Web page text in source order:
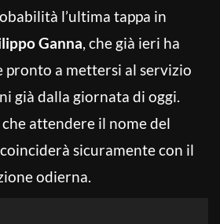
l’ultima tappa in
Ganna, che già ieri ha
pronto a mettersi al servizio
già dalla giornata di oggi.
attendere il nome del
sicuramente con il
odierna.